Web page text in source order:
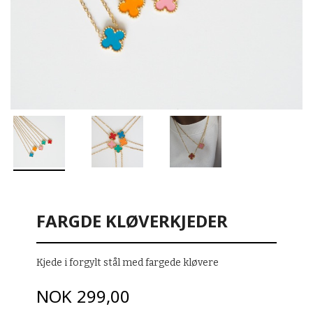
FARGDE KLØVERKJEDER
Kjede i forgylt stål med fargede kløvere
Pris
NOK 299,00